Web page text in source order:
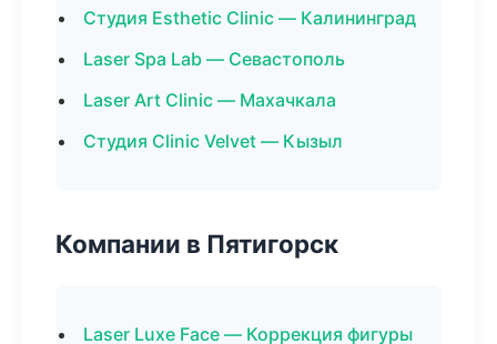
Студия Esthetic Clinic — Калининград
Laser Spa Lab — Севастополь
Laser Art Clinic — Махачкала
Студия Clinic Velvet — Кызыл
Компании в Пятигорск
Laser Luxe Face — Коррекция фигуры